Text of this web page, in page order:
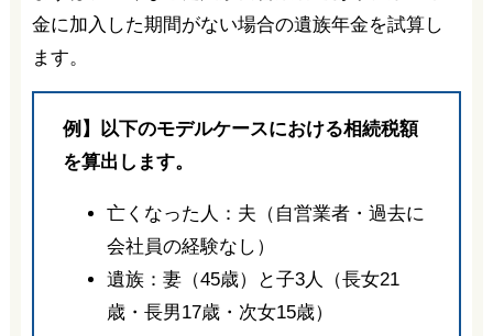
金に加入した期間がない場合の遺族年金を試算し
ます。
例】以下のモデルケースにおける相続税額
を算出します。
亡くなった人：夫（自営業者・過去に
会社員の経験なし）
遺族：妻（45歳）と子3人（長女21
歳・長男17歳・次女15歳）